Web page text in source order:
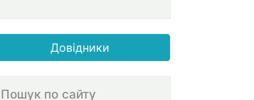
Довідники
Пошук по сайту